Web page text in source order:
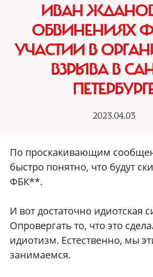
ИВАН
ОБВИНЕНИЯХ
УЧАСТИИ В
ВЗРЫВА В
2023.04.03
По проскакивающим
быстро понятно, что будут
ФБК**.
И вот достаточно идиотская
Опровергать то, что это
идиотизм. Естественно, мы
занимаемся.